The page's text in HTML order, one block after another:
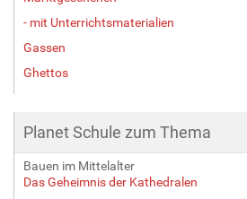
- mit Unterrichtsmaterialien
Gassen
Ghettos
Planet Schule zum Thema
Bauen im Mittelalter
Das Geheimnis der Kathedralen